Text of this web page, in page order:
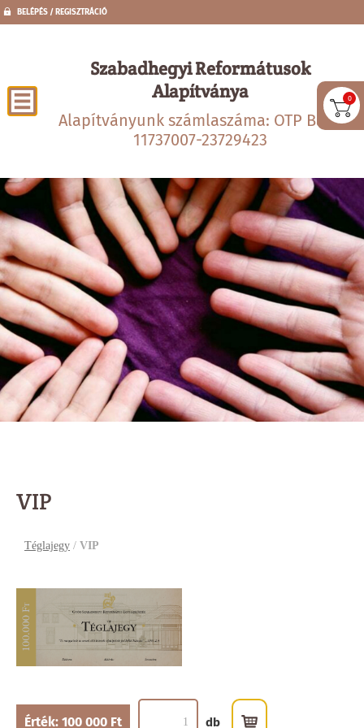
BELÉPÉS / REGISZTRÁCIÓ
0
Szabadhegyi Reformátusok
Alapítványa
Alapítványunk számlaszáma: OTP Bank
11737007-23729423
VIP
Téglajegy / VIP
Érték: 100 000 Ft db